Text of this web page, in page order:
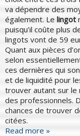
va dépendre des
également. Le lingot
puisqu’il coûte plus
lingots vont de 59
Quant aux pièces
selon
ces dernières qui
et de liquidité pour
trouver autant sur le
des professionnels.
chances de trouver
citées.
Read more »